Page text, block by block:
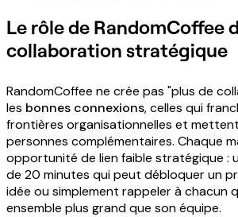
Le rôle de RandomCoffee
collaboration stratégique
RandomCoffee ne crée pas "plus de
les bonnes connexions, celles qui
frontières organisationnelles et
personnes complémentaires. Chaque
opportunité de lien faible stratégique :
de 20 minutes qui peut débloquer un
idée ou simplement rappeler à chacun
ensemble plus grand que son équipe.